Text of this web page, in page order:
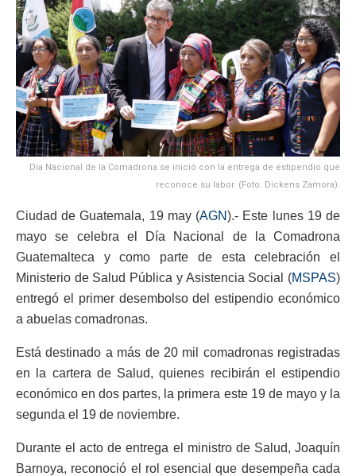
Día Nacional de la Comadrona se inició con la entrega de estipendio que
reconoce su labor. (Foto: Dickens Zamora).
Ciudad de Guatemala, 19 may (AGN).- Este lunes 19 de
mayo se celebra el Día Nacional de la Comadrona
Guatemalteca y como parte de esta celebración el
Ministerio de Salud Pública y Asistencia Social (MSPAS)
entregó el primer desembolso del estipendio económico
a abuelas comadronas.
Está destinado a más de 20 mil comadronas registradas
en la cartera de Salud, quienes recibirán el estipendio
económico en dos partes, la primera este 19 de mayo y la
segunda el 19 de noviembre.
Durante el acto de entrega el ministro de Salud, Joaquín
Barnoya, reconoció el rol esencial que desempeña cada